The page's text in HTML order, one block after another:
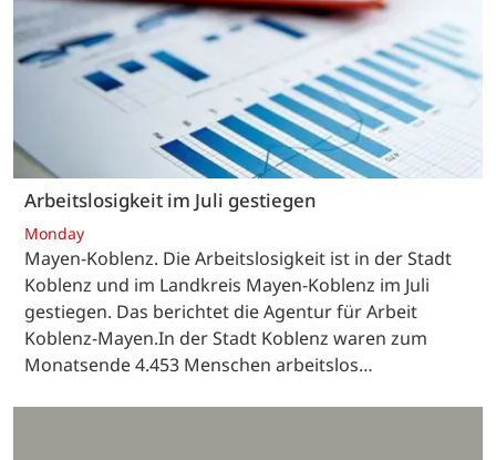
Arbeitslosigkeit im Juli gestiegen
Monday
Mayen-Koblenz. Die Arbeitslosigkeit ist in der Stadt
Koblenz und im Landkreis Mayen-Koblenz im Juli
gestiegen. Das berichtet die Agentur für Arbeit
Koblenz-Mayen.In der Stadt Koblenz waren zum
Monatsende 4.453 Menschen arbeitslos…